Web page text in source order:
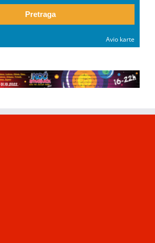
Pretraga
Avio karte